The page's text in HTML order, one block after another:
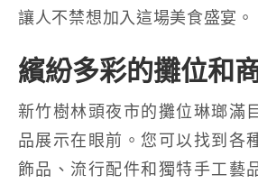
讓人不禁想加入這場美食盛宴。
繽紛多彩的攤位和
新竹樹林頭夜市的攤位琳瑯滿
品展示在眼前。您可以找到各
飾品、流行配件和獨特手工藝